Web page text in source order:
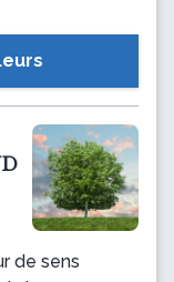
de sens